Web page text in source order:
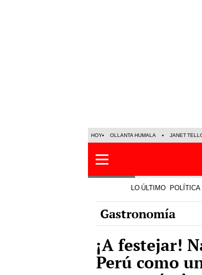
HOY OLLANTA HUMALA JANET
LO ÚLTIMO POLÍTICA
Gastronomía
¡A festejar!
Perú como